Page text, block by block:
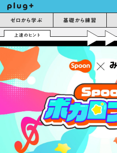
ゼロから学ぶ 基礎から練習
上達のヒント